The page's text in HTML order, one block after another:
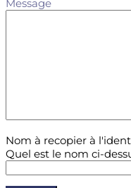
Message
Nom à recopier à
Quel est le nom ci-